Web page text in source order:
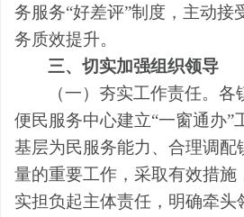
务服务“好差评”制度，主动接
务质效提升。
三、切实加强组织领导
（一）夯实工作责任。各
便民服务中心建立“一窗通办”
基层为民服务能力、合理调配
量的重要工作，采取有效措施
实担负起主体责任，明确牵头